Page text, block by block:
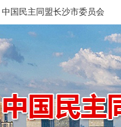
中国民主同盟长沙市委员会